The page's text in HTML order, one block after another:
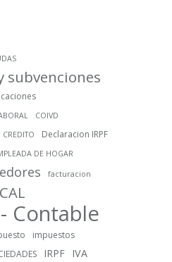
subvenciones
COIVD
CREDITO Declaracion IRPF
DE HOGAR
facturacion
Contable
impuestos
IRPF IVA